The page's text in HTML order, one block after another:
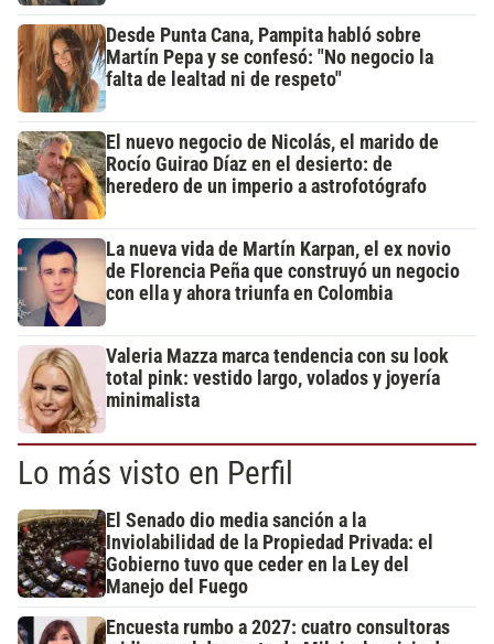
Desde Punta Cana, Pampita habló sobre
Martín Pepa y se confesó: "No negocio la
falta de lealtad ni de respeto"
El nuevo negocio de Nicolás, el marido de
Rocío Guirao Díaz en el desierto: de
heredero de un imperio a astrofotógrafo
La nueva vida de Martín Karpan, el ex novio
de Florencia Peña que construyó un negocio
con ella y ahora triunfa en Colombia
Valeria Mazza marca tendencia con su look
total pink: vestido largo, volados y joyería
minimalista
Lo más visto en Perfil
El Senado dio media sanción a la
Inviolabilidad de la Propiedad Privada: el
Gobierno tuvo que ceder en la Ley del
Manejo del Fuego
Encuesta rumbo a 2027: cuatro consultoras